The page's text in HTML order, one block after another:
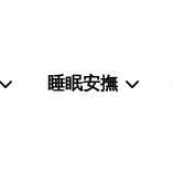
睡眠安撫